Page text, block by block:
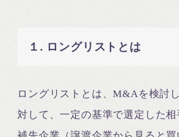
１. ロングリストとは
ロングリストとは、M&Aを検討
対して、一定の基準で選定した